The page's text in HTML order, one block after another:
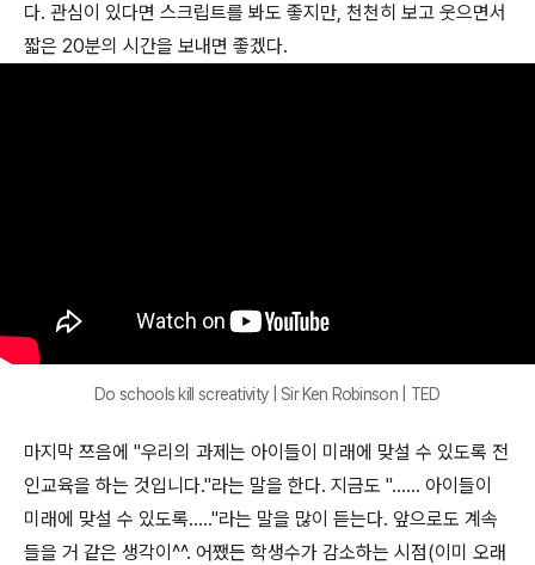
다. 관심이 있다면 스크립트를 봐도 좋지만, 천천히 보고 웃으면서
짧은 20분의 시간을 보내면 좋겠다.
Do schools kill screativity | Sir Ken Robinson | TED
마지막 쯔음에 "우리의 과제는 아이들이 미래에 맞설 수 있도록 전
인교육을 하는 것입니다."라는 말을 한다. 지금도 "...... 아이들이
미래에 맞설 수 있도록....."라는 말을 많이 듣는다. 앞으로도 계속
들을 거 같은 생각이^^. 어쨌든 학생수가 감소하는 시점(이미 오래